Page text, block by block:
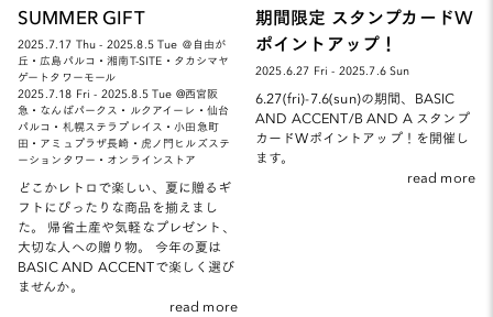
SUMMER GIFT
2025.7.17 Thu - 2025.8.5 Tue ＠自由が
丘・広島パルコ・湘南T-SITE・タカシマヤ
ゲートタワーモール
2025.7.18 Fri - 2025.8.5 Tue @西宮阪
急・なんばパークス・ルクアイーレ・仙台
パルコ・札幌ステラプレイス・小田急町
田・アミュプラザ長崎・虎ノ門ヒルズステ
ーションタワー・オンラインストア
どこかレトロで楽しい、夏に贈るギ
フトにぴったりな商品を揃えまし
た。 帰省土産や気軽なプレゼント、
大切な人への贈り物。 今年の夏は
BASIC AND ACCENTで楽しく選び
ませんか。
read more
期間限定 スタンプカードW
ポイントアップ！
2025.6.27 Fri - 2025.7.6 Sun
6.27(fri)-7.6(sun)の期間、BASIC
AND ACCENT/B AND A スタンプ
カードWポイントアップ！を開催し
ます。
read more